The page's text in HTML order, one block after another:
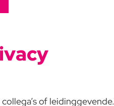
of leidinggevende.